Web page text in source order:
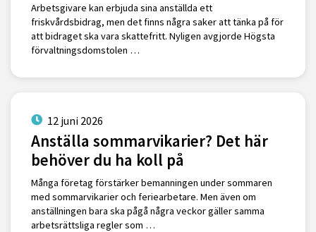
Arbetsgivare kan erbjuda sina anställda ett
friskvårdsbidrag, men det finns några saker att tänka på för
att bidraget ska vara skattefritt. Nyligen avgjorde Högsta
förvaltningsdomstolen …
12 juni 2026
Anställa sommarvikarier? Det här
behöver du ha koll på
Många företag förstärker bemanningen under sommaren
med sommarvikarier och feriearbetare. Men även om
anställningen bara ska pågå några veckor gäller samma
arbetsrättsliga regler som …